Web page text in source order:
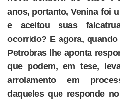
anos, portanto, Venina foi
e aceitou suas
ocorrido? E agora,
Petrobras lhe aponta
que podem, em tese,
arrolamento em
daqueles que responde